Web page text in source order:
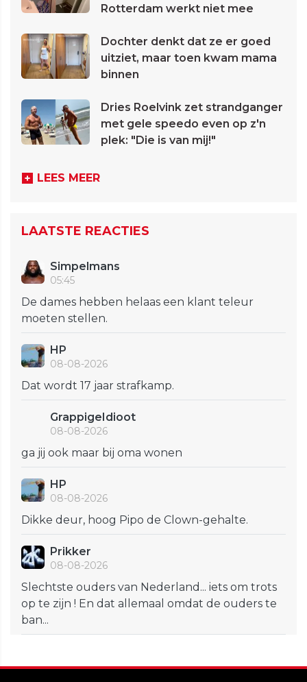
Rotterdam werkt niet mee
Dochter denkt dat ze er goed
uitziet, maar toen kwam mama
binnen
Dries Roelvink zet strandganger
met gele speedo even op z'n
plek: "Die is van mij!"
LEES MEER
LAATSTE REACTIES
Simpelmans
05:45
De dames hebben helaas een klant teleur
moeten stellen.
HP
08-08-2026
Dat wordt 17 jaar strafkamp.
GrappigeIdioot
08-08-2026
ga jij ook maar bij oma wonen
HP
08-08-2026
Dikke deur, hoog Pipo de Clown-gehalte.
Prikker
08-08-2026
Slechtste ouders van Nederland... iets om trots
op te zijn ! En dat allemaal omdat de ouders te
ban...